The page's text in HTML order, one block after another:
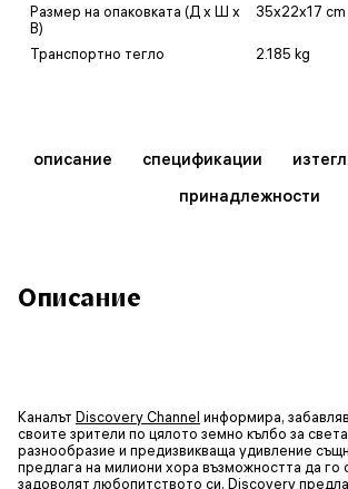
Размер на опаковката (Д x Ш x
В)
35x22x17 cm
Транспортно тегло 2.185 kg
описание спецификации
принадлежности
Описание
Каналът Discovery Channel информира,
своите зрители по цялото земно кълбо за
разнообразие и предизвикваща удивление
предлага на милиони хора възможността да го
задоволят любопитството си, Discovery